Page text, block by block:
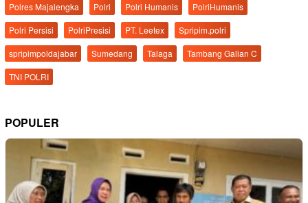
Polres Majalengka
Polri Polri Humanis
PolriHumanis
Polri Persisi
PolriPresisi PT. Leetex
Spripim.polri
spripimpoldajabar
Sumedang Talaga
Tambang Galian C
TNI POLRI
POPULER